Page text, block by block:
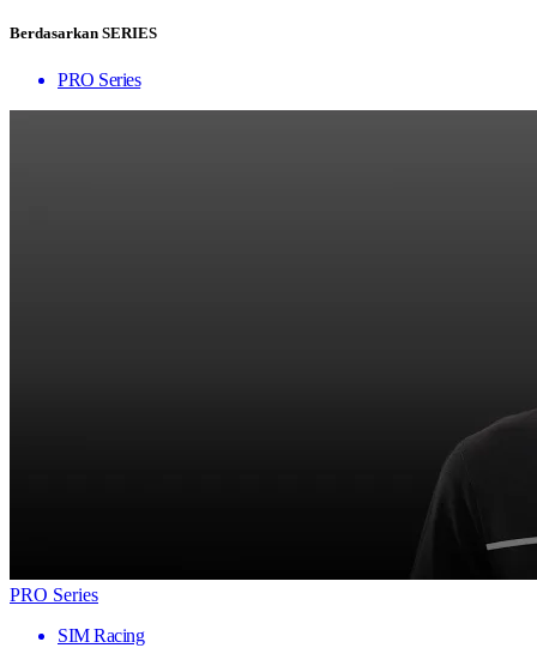
Berdasarkan SERIES
PRO Series
PRO Series
SIM Racing